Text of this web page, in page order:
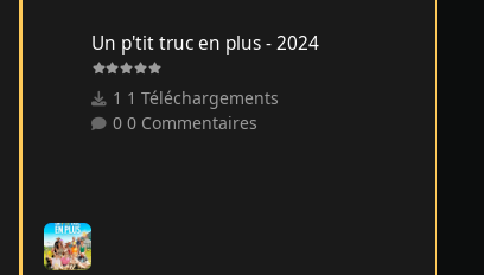
Un p'tit truc en plus - 2024
1 Téléchargements
0 Commentaires